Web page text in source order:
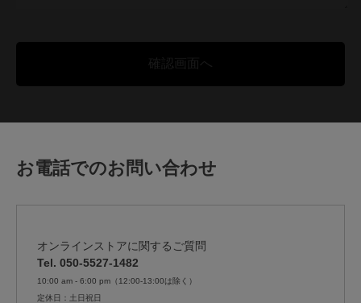
お電話でのお問い合わせ
オンラインストアに関するご質問
Tel. 050-5527-1482
10:00 am - 6:00 pm（12:00-13:00は除く）
定休日：土日祝日